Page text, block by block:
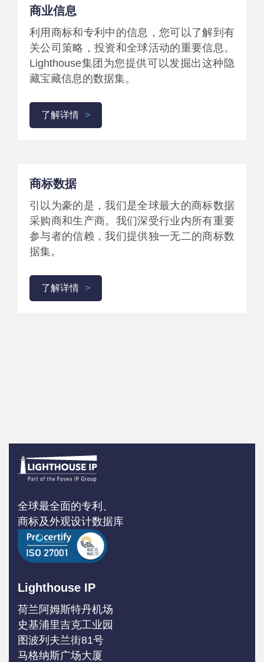
商业信息
利用商标和专利中的信息，您可以了解到有
关公司策略，投资和全球活动的重要信息。
Lighthouse集团为您提供可以发掘出这种隐
藏宝藏信息的数据集。
了解详情
商标数据
引以为豪的是，我们是全球最大的商标数据
采购商和生产商。我们深受行业内所有重要
参与者的信赖，我们提供独一无二的商标数
据集。
了解详情
全球最全面的专利、
商标及外观设计数据库
Lighthouse IP
荷兰阿姆斯特丹机场
史基浦里吉克工业园
图波列夫兰街81号
马格纳斯广场大厦